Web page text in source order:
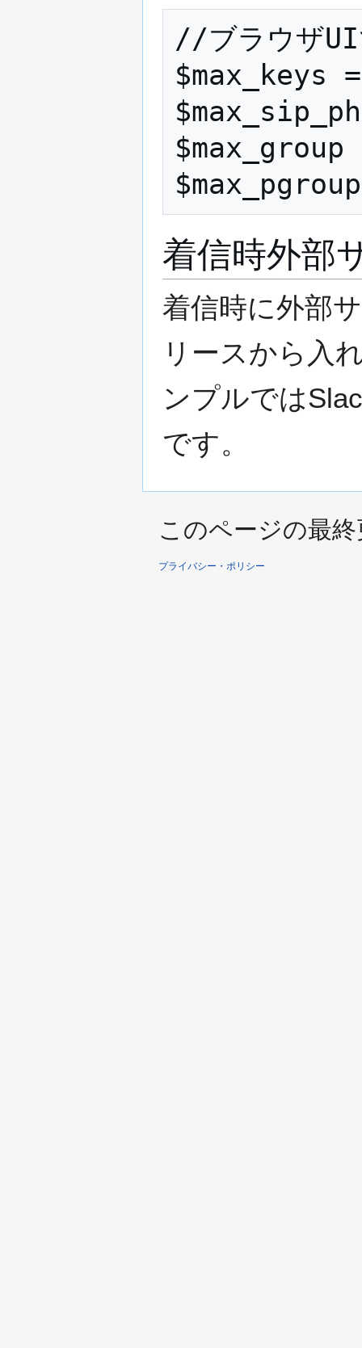
//ブラウザUI
$max_keys
着信時外部
着信時に外部
リースから入
ンプルでは
です。
このページの最
プライバシー・ポリシー